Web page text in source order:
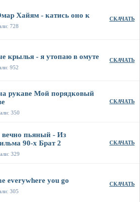
Хайям - катись оно к
728
СКАЧАТЬ
крылья - я утопаю в омуте
952
СКАЧАТЬ
рукаве Мой порядковый
350
СКАЧАТЬ
вечно пьяный - Из
90-х Брат 2
329
СКАЧАТЬ
everywhere you go
305
СКАЧАТЬ